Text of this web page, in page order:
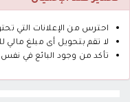
احترس من الإعلانات التي
لا تقم بتحويل أى مبلغ مالي
تأكد من وجود البائع في نفس